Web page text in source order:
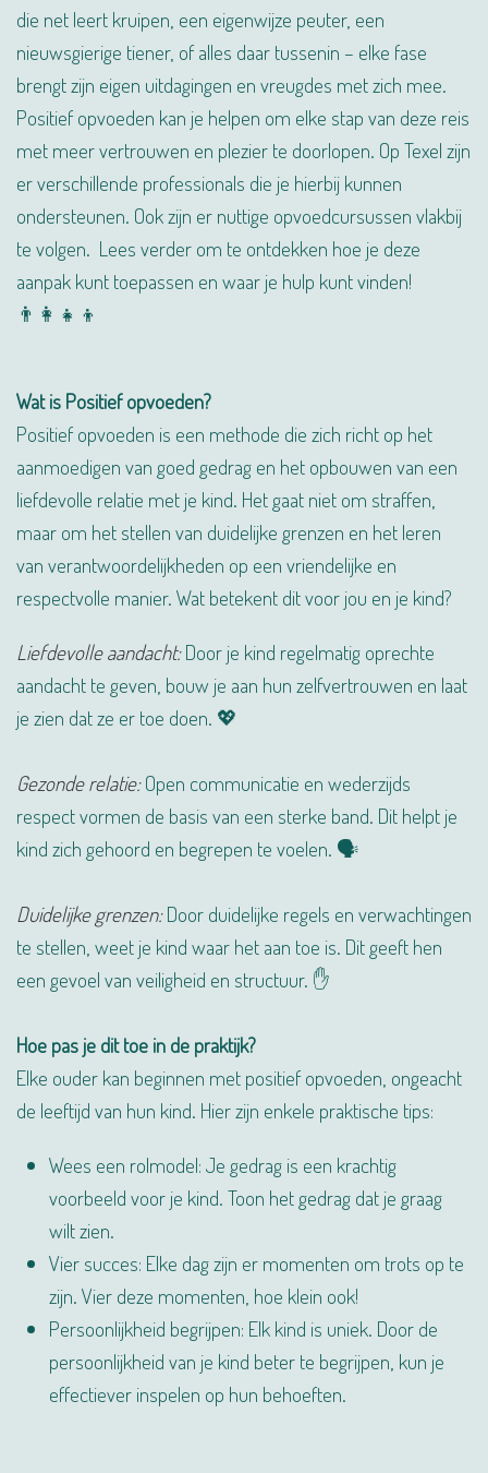
die net leert kruipen, een eigenwijze peuter, een
nieuwsgierige tiener, of alles daar tussenin – elke fase
brengt zijn eigen uitdagingen en vreugdes met zich mee.
Positief opvoeden kan je helpen om elke stap van deze reis
met meer vertrouwen en plezier te doorlopen. Op Texel zijn
er verschillende professionals die je hierbij kunnen
ondersteunen. Ook zijn er nuttige opvoedcursussen vlakbij
te volgen. Lees verder om te ontdekken hoe je deze
aanpak kunt toepassen en waar je hulp kunt vinden!
👨‍👩‍👧‍👦
Wat is Positief opvoeden?
Positief opvoeden is een methode die zich richt op het
aanmoedigen van goed gedrag en het opbouwen van een
liefdevolle relatie met je kind. Het gaat niet om straffen,
maar om het stellen van duidelijke grenzen en het leren
van verantwoordelijkheden op een vriendelijke en
respectvolle manier. Wat betekent dit voor jou en je kind?
Liefdevolle aandacht:Door je kind regelmatig oprechte
aandacht te geven, bouw je aan hun zelfvertrouwen en laat
je zien dat ze er toe doen. 💖
Gezonde relatie:Open communicatie en wederzijds
respect vormen de basis van een sterke band. Dit helpt je
kind zich gehoord en begrepen te voelen. 🗣️
Duidelijke grenzen:Door duidelijke regels en verwachtingen
te stellen, weet je kind waar het aan toe is. Dit geeft hen
een gevoel van veiligheid en structuur. ✋
Hoe pas je dit toe in de praktijk?
Elke ouder kan beginnen met positief opvoeden, ongeacht
de leeftijd van hun kind. Hier zijn enkele praktische tips:
Wees een rolmodel: Je gedrag is een krachtig
voorbeeld voor je kind. Toon het gedrag dat je graag
wilt zien.
Vier succes: Elke dag zijn er momenten om trots op te
zijn. Vier deze momenten, hoe klein ook!
Persoonlijkheid begrijpen: Elk kind is uniek. Door de
persoonlijkheid van je kind beter te begrijpen, kun je
effectiever inspelen op hun behoeften.